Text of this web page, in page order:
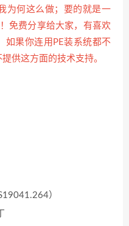
为何这么做；要的就是一
免费分享给大家，有喜欢
如果你连用PE装系统都不
供这方面的技术支持。
）